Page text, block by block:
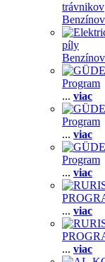
trávnikov
píly
Program
... viac
Program
... viac
Program
... viac
... viac
... viac